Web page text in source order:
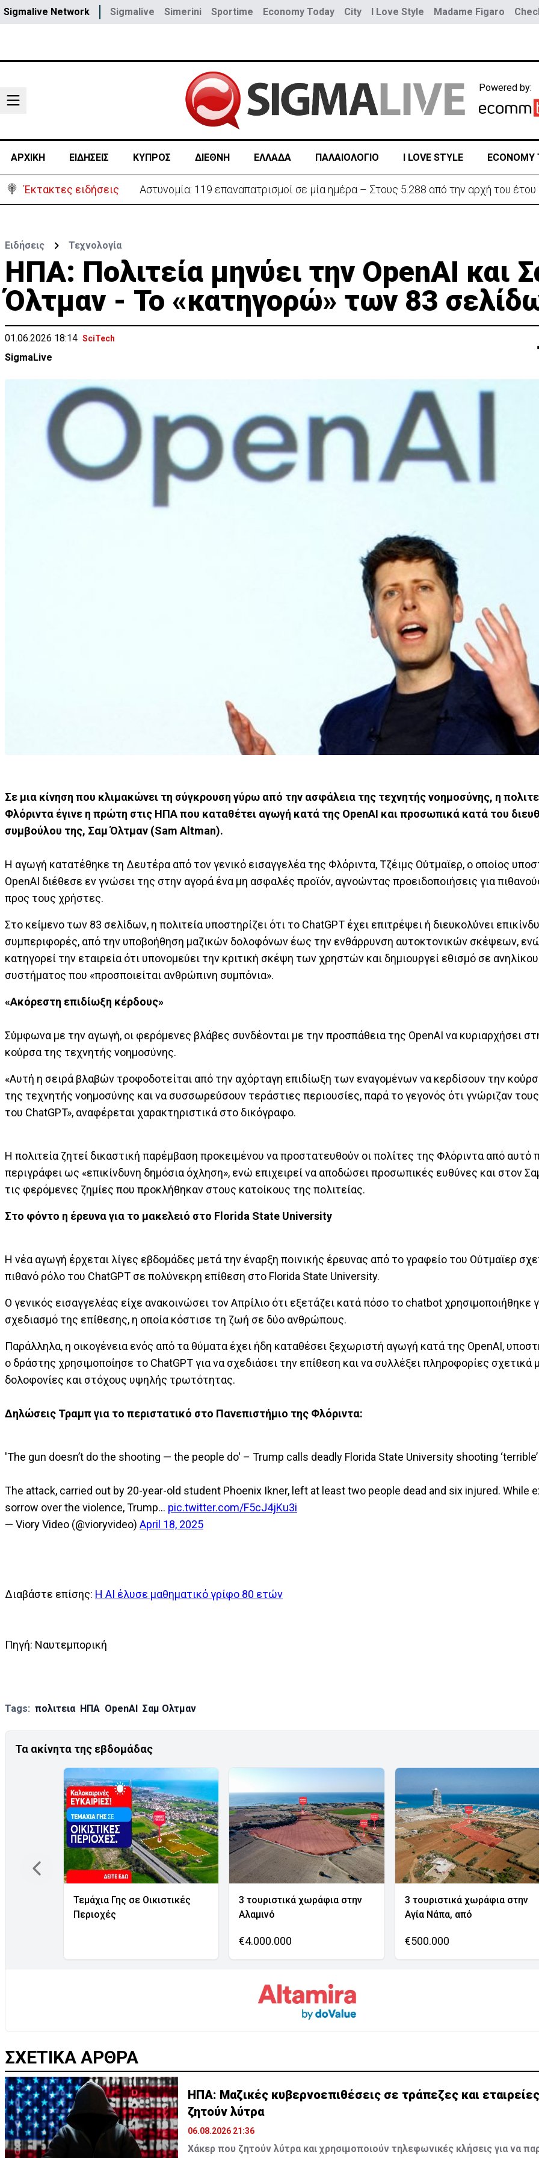
Sigmalive Network Sigmalive Simerini Sportime Economy Today City I Love Style Madame Figaro
Powered by:
ΑΡΧΙΚΗ ΕΙΔΗΣΕΙΣ ΚΥΠΡΟΣ ΔΙΕΘΝΗ ΕΛΛΑΔΑ ΠΑΛΑΙΟΛΟΓΙΟ I LOVE STYLE ECONOMY
Έκτακτες ειδήσεις Θέλει να ξαναζωντανέψει την «Corner» o Προύντζος - «Πληγώνει τις αναμνήσεις»
Ειδήσεις Τεχνολογία
ΗΠΑ: Πολιτεία μηνύει την OpenAI και
Όλτμαν - Το «κατηγορώ» των 83
01.06.2026 18:14 SciTech
SigmaLive
Σε μια κίνηση που κλιμακώνει τη σύγκρουση γύρω από την ασφάλεια της τεχνητής νοημοσύνης, η
Φλόριντα έγινε η πρώτη στις ΗΠΑ που καταθέτει αγωγή κατά της OpenAI και προσωπικά κατά του
συμβούλου της, Σαμ Όλτμαν (Sam Altman).
Η αγωγή κατατέθηκε τη Δευτέρα από τον γενικό εισαγγελέα της Φλόριντα, Τζέιμς Ούτμαϊερ, ο οποίος
OpenAI διέθεσε εν γνώσει της στην αγορά ένα μη ασφαλές προϊόν, αγνοώντας προειδοποιήσεις για
προς τους χρήστες.
Στο κείμενο των 83 σελίδων, η πολιτεία υποστηρίζει ότι το ChatGPT έχει επιτρέψει ή διευκολύνει
συμπεριφορές, από την υποβοήθηση μαζικών δολοφόνων έως την ενθάρρυνση αυτοκτονικών σκέψεων,
κατηγορεί την εταιρεία ότι υπονομεύει την κριτική σκέψη των χρηστών και δημιουργεί εθισμό σε
συστήματος που «προσποιείται ανθρώπινη συμπόνια».
«Ακόρεστη επιδίωξη κέρδους»
Σύμφωνα με την αγωγή, οι φερόμενες βλάβες συνδέονται με την προσπάθεια της OpenAI να κυριαρχήσει
κούρσα της τεχνητής νοημοσύνης.
«Αυτή η σειρά βλαβών τροφοδοτείται από την αχόρταγη επιδίωξη των εναγομένων να κερδίσουν την
της τεχνητής νοημοσύνης και να συσσωρεύσουν τεράστιες περιουσίες, παρά το γεγονός ότι γνώριζαν
του ChatGPT», αναφέρεται χαρακτηριστικά στο δικόγραφο.
Η πολιτεία ζητεί δικαστική παρέμβαση προκειμένου να προστατευθούν οι πολίτες της Φλόριντα από αυτό
περιγράφει ως «επικίνδυνη δημόσια όχληση», ενώ επιχειρεί να αποδώσει προσωπικές ευθύνες και στον
τις φερόμενες ζημίες που προκλήθηκαν στους κατοίκους της πολιτείας.
Στο φόντο η έρευνα για το μακελειό στο Florida State University
Η νέα αγωγή έρχεται λίγες εβδομάδες μετά την έναρξη ποινικής έρευνας από το γραφείο του Ούτμαϊερ
πιθανό ρόλο του ChatGPT σε πολύνεκρη επίθεση στο Florida State University.
Ο γενικός εισαγγελέας είχε ανακοινώσει τον Απρίλιο ότι εξετάζει κατά πόσο το chatbot χρησιμοποιήθηκε
σχεδιασμό της επίθεσης, η οποία κόστισε τη ζωή σε δύο ανθρώπους.
Παράλληλα, η οικογένεια ενός από τα θύματα έχει ήδη καταθέσει ξεχωριστή αγωγή κατά της OpenAI,
ο δράστης χρησιμοποίησε το ChatGPT για να σχεδιάσει την επίθεση και να συλλέξει πληροφορίες σχετικά
δολοφονίες και στόχους υψηλής τρωτότητας.
Δηλώσεις Τραμπ για το περιστατικό στο Πανεπιστήμιο της Φλόριντα:
'The gun doesn’t do the shooting — the people do' – Trump calls deadly Florida State University shooting ‘terrible’
The attack, carried out by 20-year-old student Phoenix Ikner, left at least two people dead and six injured. While
sorrow over the violence, Trump… pic.twitter.com/F5cJ4jKu3i
— Viory Video (@vioryvideo) April 18, 2025
Διαβάστε επίσης: Η ΑI έλυσε μαθηματικό γρίφο 80 ετών
Πηγή: Ναυτεμπορική
Tags: πολιτεια ΗΠΑ OpenAI Σαμ Ολτμαν
Τα ακίνητα της εβδομάδας
Τεμάχια Γης σε Οικιστικές
Περιοχές
3 τουριστικά χωράφια στην
Αλαμινό
€4.000.000
3 τουριστικά χωράφια στην
Αγία Νάπα, από
€500.000
ΣΧΕΤΙΚΑ ΑΡΘΡΑ
ΗΠΑ: Μαζικές κυβερνοεπιθέσεις σε τράπεζες και
ζητούν λύτρα
06.08.2026 21:36
Χάκερ που ζητούν λύτρα και χρησιμοποιούν τηλεφωνικές κλήσεις για να